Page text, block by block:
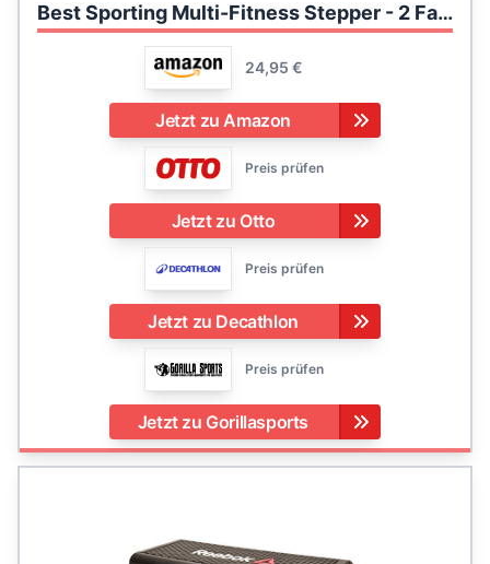
Best Sporting Multi-Fitness Stepper - 2 Fach höhenverstellbar I Max. Belastung: 100 kg I Aerobic Stepper 67 x 27 cm I Stepper für Zuhause I Treppensteiger Fitnessgerät
24,95 €
Jetzt zu Amazon
Preis prüfen
Jetzt zu Otto
Preis prüfen
Jetzt zu Decathlon
Preis prüfen
Jetzt zu Gorillasports